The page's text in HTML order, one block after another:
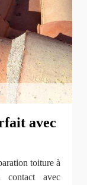
avec
toiture à
contact avec